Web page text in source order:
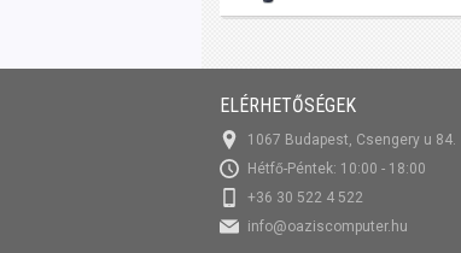
ELÉRHETŐSÉGEK
1067 Budapest, Csengery u 84.
Hétfő-Péntek: 10:00 - 18:00
+36 30 522 4 522
info@oaziscomputer.hu